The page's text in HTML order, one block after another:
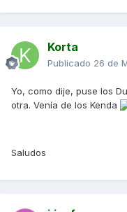
Korta
Publicado 26 de
Yo, como dije, puse los
otra. Venía de los Kenda
Saludos